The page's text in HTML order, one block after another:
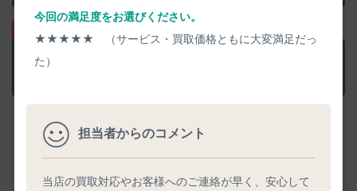
今回の満足度をお選びください。
★★★★★ （サービス・買取価格ともに大変満足だっ
た）
担当者からのコメント
当店の買取対応やお客様へのご連絡が早く、安心して
― お品物到着当日に 検品・お支払い ―